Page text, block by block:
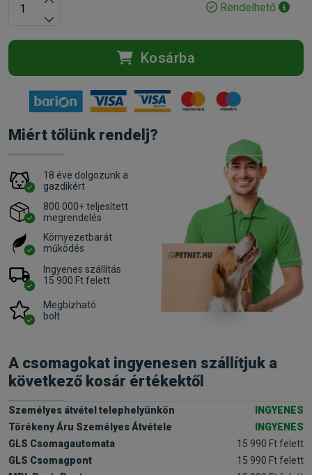
Rendelhető
Kosárba
Miért tőlünk rendelj?
18 éve dolgozunk a
gazdikért
800 000+ teljesített
megrendelés
Környezetbarát
működés
Ingyenes szállítás
15 900 Ft felett
Megbízható
bolt
A csomagokat ingyenesen szállítjuk a
következő kosár értékektől
Személyes átvétel telephelyünkön
INGYENES
Törékeny Áru Személyes Átvétele
INGYENES
GLS Csomagautomata
15 990 Ft felett
GLS Csomagpont
15 990 Ft felett